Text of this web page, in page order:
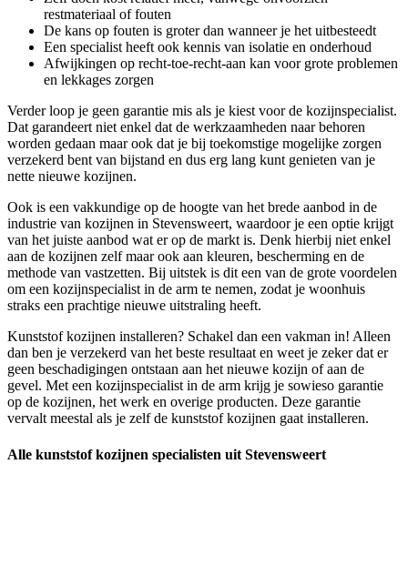
restmateriaal of fouten
De kans op fouten is groter dan wanneer je het uitbesteedt
Een specialist heeft ook kennis van isolatie en onderhoud
Afwijkingen op recht-toe-recht-aan kan voor grote problemen
en lekkages zorgen
Verder loop je geen garantie mis als je kiest voor de kozijnspecialist.
Dat garandeert niet enkel dat de werkzaamheden naar behoren
worden gedaan maar ook dat je bij toekomstige mogelijke zorgen
verzekerd bent van bijstand en dus erg lang kunt genieten van je
nette nieuwe kozijnen.
Ook is een vakkundige op de hoogte van het brede aanbod in de
industrie van kozijnen in Stevensweert, waardoor je een optie krijgt
van het juiste aanbod wat er op de markt is. Denk hierbij niet enkel
aan de kozijnen zelf maar ook aan kleuren, bescherming en de
methode van vastzetten. Bij uitstek is dit een van de grote voordelen
om een kozijnspecialist in de arm te nemen, zodat je woonhuis
straks een prachtige nieuwe uitstraling heeft.
Kunststof kozijnen installeren? Schakel dan een vakman in! Alleen
dan ben je verzekerd van het beste resultaat en weet je zeker dat er
geen beschadigingen ontstaan aan het nieuwe kozijn of aan de
gevel. Met een kozijnspecialist in de arm krijg je sowieso garantie
op de kozijnen, het werk en overige producten. Deze garantie
vervalt meestal als je zelf de kunststof kozijnen gaat installeren.
Alle kunststof kozijnen specialisten uit Stevensweert